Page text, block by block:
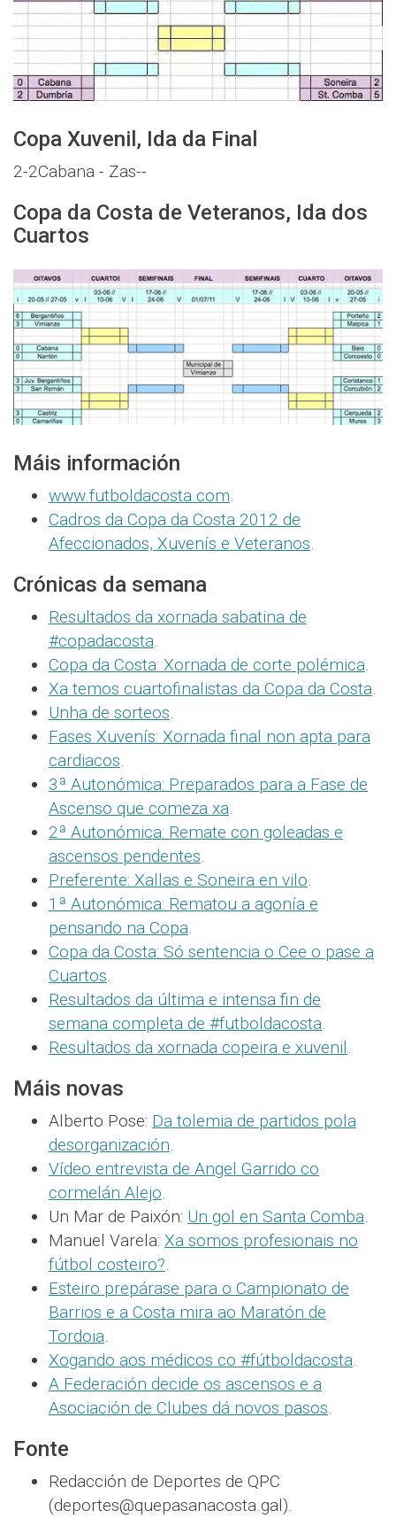
Copa Xuvenil, Ida da Final
2-2Cabana - Zas--
Copa da Costa de Veteranos, Ida dos
Cuartos
Máis información
www.futboldacosta.com.
Cadros da Copa da Costa 2012 de
Afeccionados, Xuvenís e Veteranos.
Crónicas da semana
Resultados da xornada sabatina de
#copadacosta.
Copa da Costa: Xornada de corte polémica.
Xa temos cuartofinalistas da Copa da Costa.
Unha de sorteos.
Fases Xuvenís: Xornada final non apta para
cardiacos.
3ª Autonómica: Preparados para a Fase de
Ascenso que comeza xa.
2ª Autonómica: Remate con goleadas e
ascensos pendentes.
Preferente: Xallas e Soneira en vilo.
1ª Autonómica: Rematou a agonía e
pensando na Copa.
Copa da Costa: Só sentencia o Cee o pase a
Cuartos.
Resultados da última e intensa fin de
semana completa de #futboldacosta.
Resultados da xornada copeira e xuvenil.
Máis novas
Alberto Pose: Da tolemia de partidos pola
desorganización.
Vídeo entrevista de Angel Garrido co
cormelán Alejo.
Un Mar de Paixón: Un gol en Santa Comba.
Manuel Varela: Xa somos profesionais no
fútbol costeiro?.
Esteiro prepárase para o Campionato de
Barrios e a Costa mira ao Maratón de
Tordoia.
Xogando aos médicos co #fútboldacosta.
A Federación decide os ascensos e a
Asociación de Clubes dá novos pasos.
Fonte
Redacción de Deportes de QPC
(deportes@quepasanacosta.gal).